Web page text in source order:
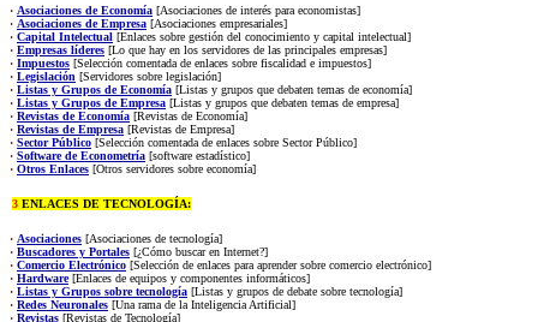
· Asociaciones de Economía [Asociaciones de interés para economistas]
· Asociaciones de Empresa [Asociaciones empresariales]
· Capital Intelectual [Enlaces sobre gestión del conocimiento y capital intelectual]
· Empresas líderes [Lo que hay en los servidores de las principales empresas]
· Impuestos [Selección comentada de enlaces sobre fiscalidad e impuestos]
· Legislación [Servidores sobre legislación]
· Listas y Grupos de Economía [Listas y grupos que debaten temas de economía]
· Listas y Grupos de Empresa [Listas y grupos que debaten temas de empresa]
· Revistas de Economía [Revistas de Economía]
· Revistas de Empresa [Revistas de Empresa]
· Sector Público [Selección comentada de enlaces sobre Sector Público]
· Software de Econometría [software estadístico]
· Otros Enlaces [Otros servidores sobre economía]
3 ENLACES DE TECNOLOGÍA:
· Asociaciones [Asociaciones de tecnología]
· Buscadores y Portales [¿Cómo buscar en Internet?]
· Comercio Electrónico [Selección de enlaces para aprender sobre comercio electrónico]
· Hardware[Enlaces de equipos y componentes informáticos]
· Listas y Grupos sobre tecnología [Listas y grupos de debate sobre tecnología]
· Redes Neuronales [Una rama de la Inteligencia Artificial]
· Revistas [Revistas de Tecnología]